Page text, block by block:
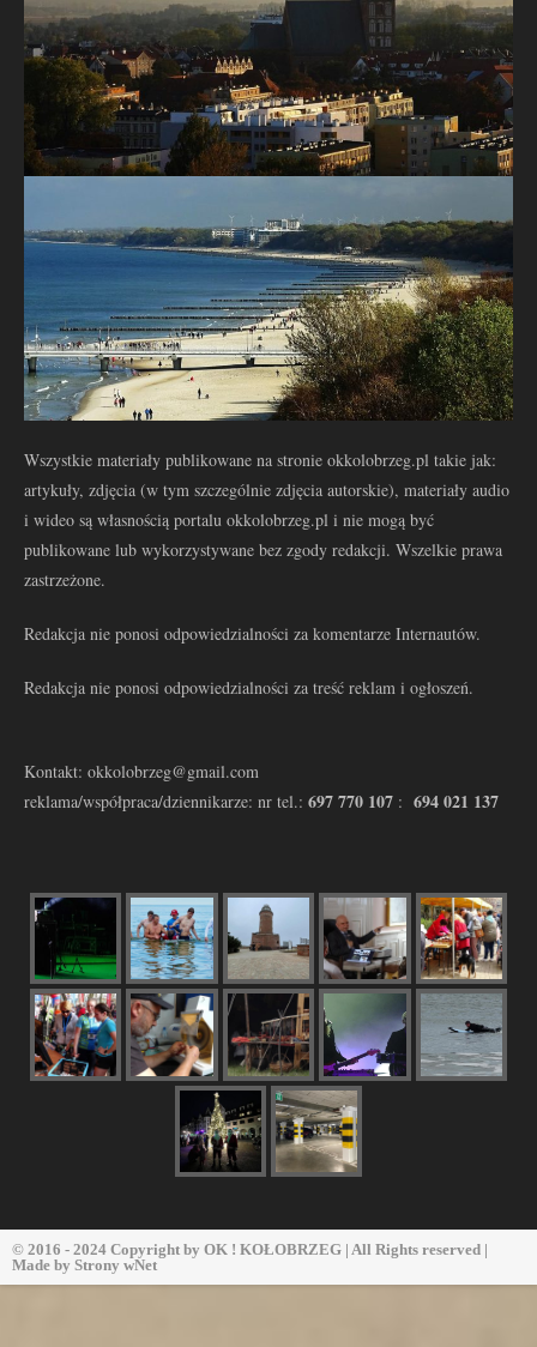
Wszystkie materiały publikowane na stronie okkolobrzeg.pl takie jak:
artykuły, zdjęcia (w tym szczególnie zdjęcia autorskie), materiały audio
i wideo są własnością portalu okkolobrzeg.pl i nie mogą być
publikowane lub wykorzystywane bez zgody redakcji. Wszelkie prawa
zastrzeżone.
Redakcja nie ponosi odpowiedzialności za komentarze Internautów.
Redakcja nie ponosi odpowiedzialności za treść reklam i ogłoszeń.
Kontakt: okkolobrzeg@gmail.com
reklama/współpraca/dziennikarze: nr tel.: 697 770 107 : 694 021 137
© 2016 - 2024 Copyright by OK ! KOŁOBRZEG | All Rights reserved |
Made by Strony wNet